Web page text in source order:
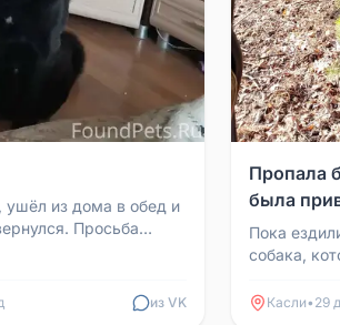
ушёл из дома в обед и
Просьба
из VK
Пропала
была
Пока
собака,
поводок.
Касли• 29 д